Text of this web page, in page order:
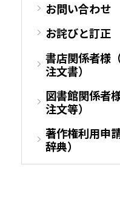
お問い合わせ
お詫びと訂正
書店関係者様
注文書）
図書館関係者
注文等）
著作権利用申
辞典）